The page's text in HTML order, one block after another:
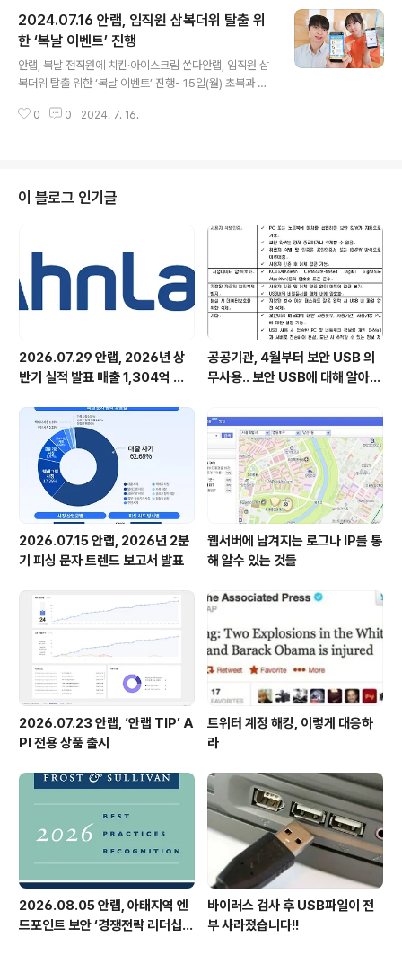
손쉬운 운영 및 안랩의 다양한 엔드포인트 보안 솔루션과
연계해 한층 강화된 위협대응 가능 안랩(대표 강석균, w
ww.ahnlab.com )이 USB, CD드라이브 등 외장 매체에
대한 제어와 관리를 제공하는 ‘안랩 EDC(AhnLab EPP D
evice Control, 이하 ‘안랩 EDC’)를 출시하며 자사의 차
세대 엔드포인트 통합 ..
2024.07.16 안랩, 임직원 삼복더위 탈출 위
한 ‘복날 이벤트’ 진행
안랩, 복날 전직원에 치킨·아이스크림 쏜다안랩, 임직원 삼
복더위 탈출 위한 ‘복날 이벤트’ 진행- 15일(월) 초복과 25
△아이스크림 무한 제공하는 ‘아이스크림 데이’ △보물찾
초복과 25일(목) 중복을 맞아 임직원 대상 ‘복날 이벤트’를
진행한다고 밝혔다. 안랩의 ‘복날 이벤트’는 임직원의 활기
찬 여름나기를 응원하기 위해 2003년부터 22년째 이어
오고 있는 안랩만의 사내 이벤트다. 올해는 △전 직원 치킨
기프티콘 증정 △아이스크림을 무한 제공하는 ‘아이스크림
데이..
0 0 2024. 7. 16.
이 블로그 인기글
2026.07.29 안랩, 2026년 상
반기 실적 발표 매출 1,304억 원,
공공기관, 4월부터 보안 USB 의
무사용.. 보안 USB에 대해 알아봅
2026.07.15 안랩, 2026년 2분
기 피싱 문자 트렌드 보고서 발표
웹서버에 남겨지는 로그나 IP를 통
해 알수 있는 것들
2026.07.23 안랩, ‘안랩 TIP’ A
PI 전용 상품 출시
트위터 계정 해킹, 이렇게 대응하
라
2026.08.05 안랩, 아태지역 엔
드포인트 보안 ‘경쟁전략 리더십’
바이러스 검사 후 USB파일이 전
부 사라졌습니다!!